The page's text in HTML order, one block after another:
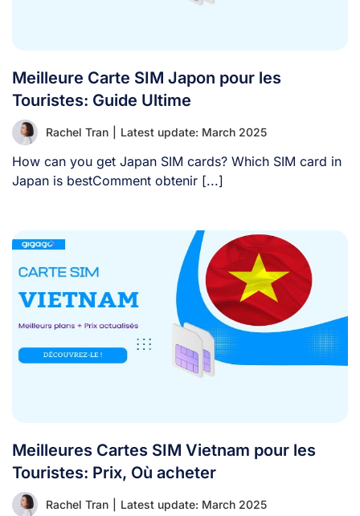
Meilleure Carte SIM Japon pour les
Touristes: Guide Ultime
Rachel Tran Latest update: March 2025
How can you get Japan SIM cards? Which SIM card in
Japan is bestComment obtenir [...]
Meilleures Cartes SIM Vietnam pour les
Touristes: Prix, Où acheter
Rachel Tran Latest update: March 2025